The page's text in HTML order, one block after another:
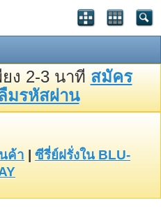
ง 2-3 นาที สมัคร
มรหัสผ่าน
ค้า
ซีรี่ย์ฝรั่งใน BLU-